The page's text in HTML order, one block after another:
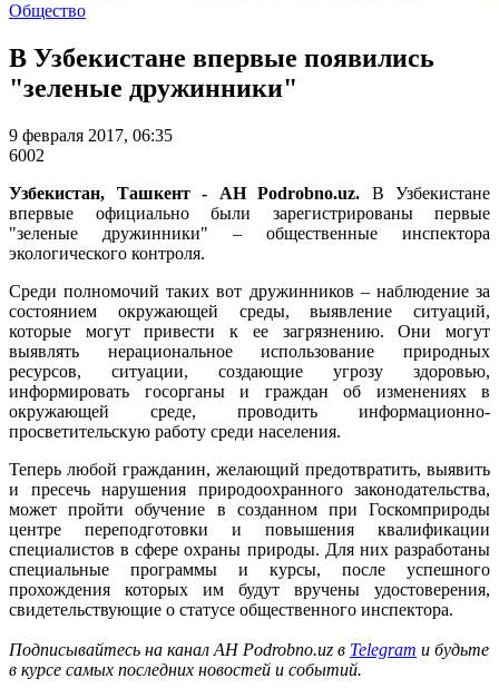
Общество
В Узбекистане впервые появились
"зеленые дружинники"
9 февраля 2017, 06:35
6002
Узбекистан, Ташкент - АН Podrobno.uz. В Узбекистане
впервые официально были зарегистрированы первые
"зеленые дружинники" – общественные инспектора
экологического контроля.
Среди полномочий таких вот дружинников – наблюдение за
состоянием окружающей среды, выявление ситуаций,
которые могут привести к ее загрязнению. Они могут
выявлять нерациональное использование природных
ресурсов, ситуации, создающие угрозу здоровью,
информировать госорганы и граждан об изменениях в
окружающей среде, проводить информационно-
просветительскую работу среди населения.
Теперь любой гражданин, желающий предотвратить, выявить
и пресечь нарушения природоохранного законодательства,
может пройти обучение в созданном при Госкомприроды
центре переподготовки и повышения квалификации
специалистов в сфере охраны природы. Для них разработаны
специальные программы и курсы, после успешного
прохождения которых им будут вручены удостоверения,
свидетельствующие о статусе общественного инспектора.
Подписывайтесь на канал АН Podrobno.uz в Telegram и будьте
в курсе самых последних новостей и событий.